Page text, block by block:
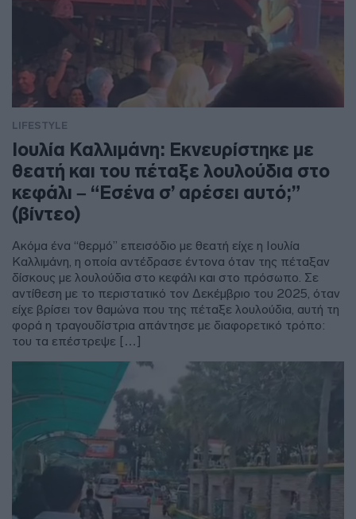
LIFESTYLE
Ιουλία Καλλιμάνη: Εκνευρίστηκε με
θεατή και του πέταξε λουλούδια στο
κεφάλι – “Εσένα σ’ αρέσει αυτό;”
(βίντεο)
Ακόμα ένα “θερμό” επεισόδιο με θεατή είχε η Ιουλία
Καλλιμάνη, η οποία αντέδρασε έντονα όταν της πέταξαν
δίσκους με λουλούδια στο κεφάλι και στο πρόσωπο. Σε
αντίθεση με το περιστατικό τον Δεκέμβριο του 2025, όταν
είχε βρίσει τον θαμώνα που της πέταξε λουλούδια, αυτή τη
φορά η τραγουδίστρια απάντησε με διαφορετικό τρόπο:
του τα επέστρεψε […]